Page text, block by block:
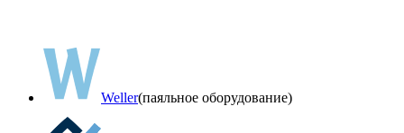
Weller(паяльное оборудование)